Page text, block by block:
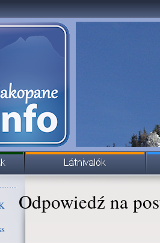
Odpowiedź na